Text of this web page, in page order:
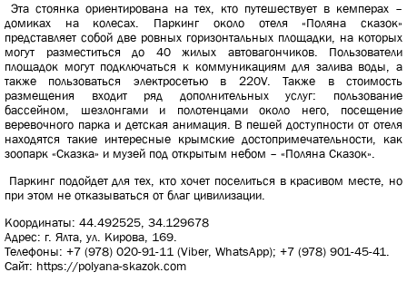
Эта стоянка ориентирована на тех, кто путешествует в кемперах –
домиках на колесах. Паркинг около отеля «Поляна сказок»
представляет собой две ровных горизонтальных площадки, на которых
могут разместиться до 40 жилых автовагончиков. Пользователи
площадок могут подключаться к коммуникациям для залива воды, а
также пользоваться электросетью в 220V. Также в стоимость
размещения входит ряд дополнительных услуг: пользование
бассейном, шезлонгами и полотенцами около него, посещение
веревочного парка и детская анимация. В пешей доступности от отеля
находятся такие интересные крымские достопримечательности, как
зоопарк «Сказка» и музей под открытым небом – «Поляна Сказок».
Паркинг подойдет для тех, кто хочет поселиться в красивом месте, но
при этом не отказываться от благ цивилизации.
Координаты: 44.492525, 34.129678
Адрес: г. Ялта, ул. Кирова, 169.
Телефоны: +7 (978) 020-91-11 (Viber, WhatsApp); +7 (978) 901-45-41.
Сайт: https://polyana-skazok.com